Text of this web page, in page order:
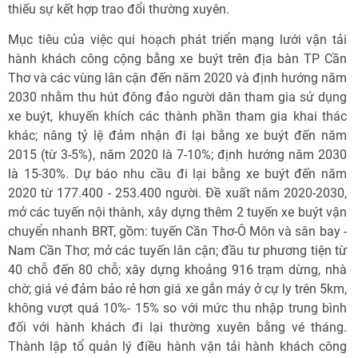
thiếu sự kết hợp trao đổi thường xuyên.
Mục tiêu của việc qui hoạch phát triển mạng lưới vận tải
hành khách công cộng bằng xe buýt trên địa bàn TP Cần
Thơ và các vùng lân cận đến năm 2020 và định hướng năm
2030 nhằm thu hút đông đảo người dân tham gia sử dụng
xe buýt, khuyến khích các thành phần tham gia khai thác
khác; nâng tỷ lệ đảm nhận đi lại bằng xe buýt đến năm
2015 (từ 3-5%), năm 2020 là 7-10%; định hướng năm 2030
là 15-30%. Dự báo nhu cầu đi lại bằng xe buýt đến năm
2020 từ 177.400 - 253.400 người. Đề xuất năm 2020-2030,
mở các tuyến nội thành, xây dựng thêm 2 tuyến xe buýt vận
chuyển nhanh BRT, gồm: tuyến Cần Thơ-Ô Môn và sân bay -
Nam Cần Thơ; mở các tuyến lân cận; đầu tư phương tiện từ
40 chỗ đến 80 chỗ; xây dựng khoảng 916 trạm dừng, nhà
chờ; giá vé đảm bảo rẻ hơn giá xe gắn máy ở cự ly trên 5km,
không vượt quá 10%- 15% so với mức thu nhập trung bình
đối với hành khách đi lại thường xuyên bằng vé tháng.
Thành lập tổ quản lý điều hành vận tải hành khách công